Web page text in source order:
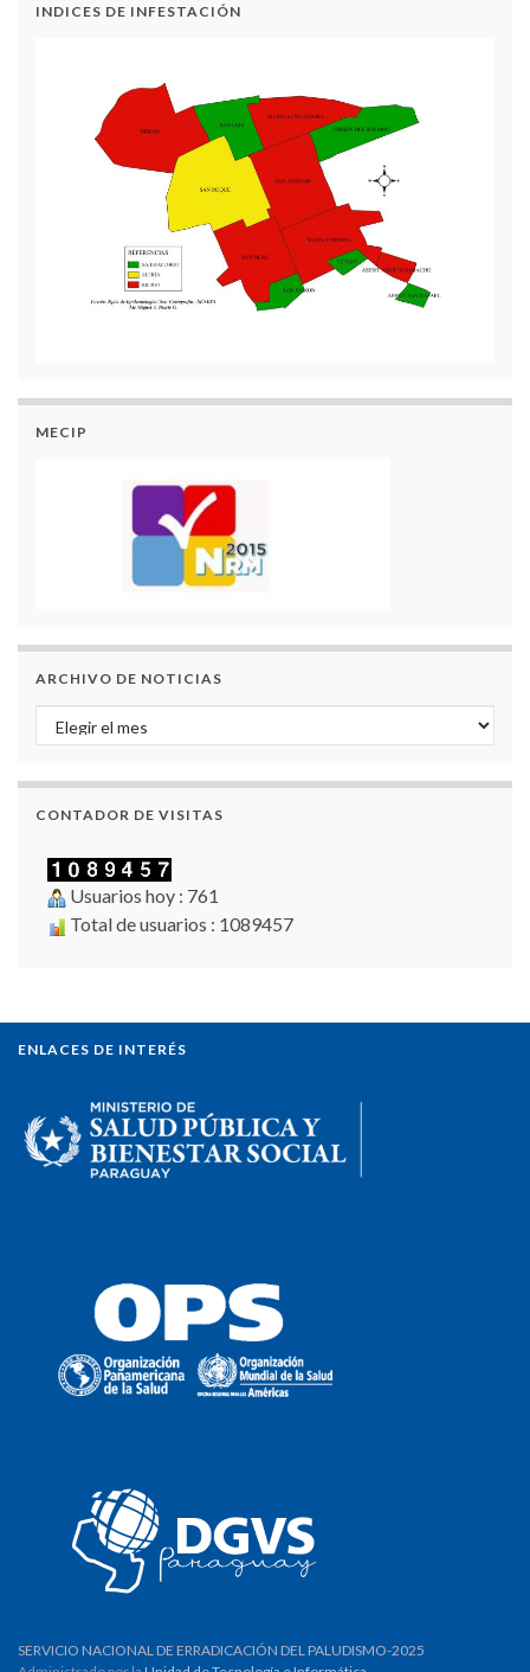
INDICES DE INFESTACIÓN
MECIP
ARCHIVO DE NOTICIAS
Archivo de Noticias
CONTADOR DE VISITAS
Usuarios hoy : 761
Total de usuarios : 1089457
ENLACES DE INTERÉS
SERVICIO NACIONAL DE ERRADICACIÓN DEL PALUDISMO-2025